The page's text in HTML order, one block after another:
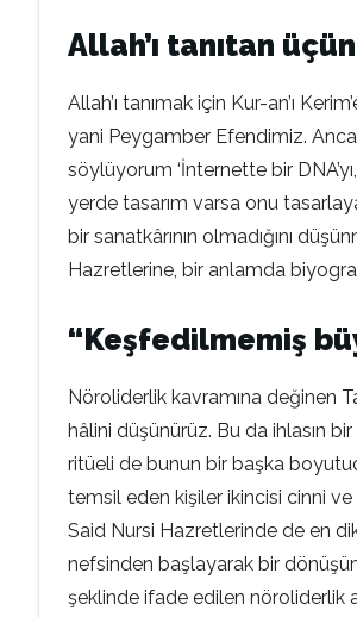
Allah’ı tanıtan
Allah’ı tanımak için Kur-an’ı
yani Peygamber Efendimiz.
söylüyorum ‘İnternette bir
yerde tasarım varsa onu
bir sanatkârının olmadığını
Hazretlerine, bir anlamda
“Keşfedilmemiş
Nöroliderlik kavramına değinen
hâlini düşünürüz. Bu da ihlasın bir
ritüeli de bunun bir başka
temsil eden kişiler ikincisi cinni
Said Nursi Hazretlerinde de en
nefsinden başlayarak bir
şeklinde ifade edilen nöroliderlik